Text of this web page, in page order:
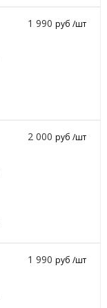
1 990руб /шт
2 000руб /шт
1 990руб /шт